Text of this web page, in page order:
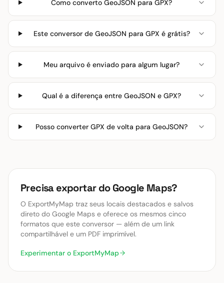
Como converto GeoJSON para GPX?
Este conversor de GeoJSON para GPX é grátis?
Meu arquivo é enviado para algum lugar?
Qual é a diferença entre GeoJSON e GPX?
Posso converter GPX de volta para GeoJSON?
Precisa exportar do Google Maps?
O ExportMyMap traz seus locais destacados e salvos
direto do Google Maps e oferece os mesmos cinco
formatos que este conversor — além de um link
compartilhável e um PDF imprimível.
Experimentar o ExportMyMap